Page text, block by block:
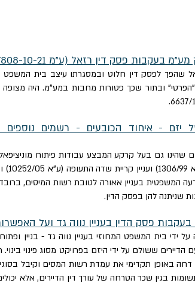
(ע"מ 27808-10-21) וחובת ההגינות של רשות המיסים
שהפך לפסק דין חלוט ובמסגרתו עיצב בית
ובתור שכך פטורות מחבות במע"מ. היה
שהינו גם בעל קרקע המבצע עבודות פיתוח
המשפטית בעניין אאורה לטובת רשות המיסים,
שניתנה להן בפסק הדין.
בעקבות פסק הדין בעניין נווה גד ועל
בעניין נווה גד - בניין ופתוח בע"מ (ע"מ 53560-11-21), אשר עסק,
באופן תקדימי את עמדת רשות המסים וקיבל
בגין שכר הטרחה של עורך דין הדיירים, אלא